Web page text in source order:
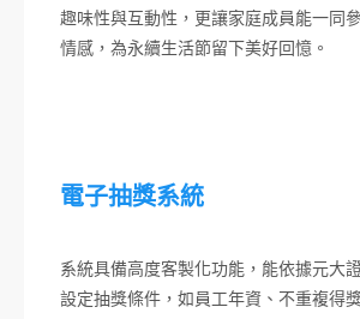
趣味性與互動性，更讓家庭成員能一同
情感，為永續生活節留下美好回憶。
電子抽獎系統
系統具備高度客製化功能，能依據元大
設定抽獎條件，如員工年資、不重複得